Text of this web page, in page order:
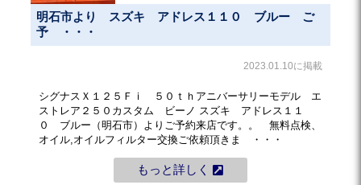
明石市より スズキ アドレス１１０ ブルー ご
予 ・・・
2023.01.10に掲載
シグナスＸ１２５Ｆｉ ５０ｔｈアニバーサリーモデル エ
ストレア２５０カスタム ビーノ スズキ アドレス１１
０ ブルー（明石市）よりご予約来店です。。 無料点検、
オイル,オイルフィルター交換ご依頼頂きま ・・・
もっと詳しく